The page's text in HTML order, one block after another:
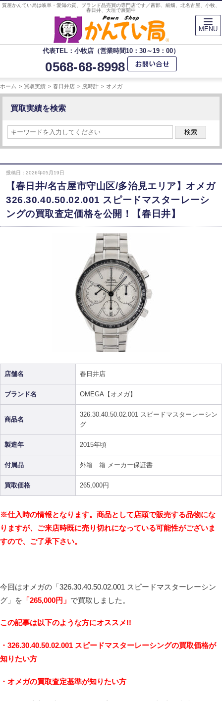
質屋かんてい局は岐阜・愛知の質、ブランド品売買の専門店です／茜部、細畑、北名古屋、小牧、
春日井、大垣で展開中
代表TEL：小牧店（営業時間10：30～19：00）
0568-68-8998
ホーム 買取実績 春日井店 腕時計 オメガ
買取実績を検索
検索
投稿日：2026年05月19日
【春日井/名古屋市守山区/多治見エリア】オメガ
326.30.40.50.02.001 スピードマスターレーシ
ングの買取査定価格を公開！【春日井】
店舗名 春日井店
ブランド名 OMEGA【オメガ】
商品名
326.30.40.50.02.001 スピードマスターレーシン
グ
製造年 2015年頃
付属品 外箱 箱 メーカー保証書
買取価格 265,000円
※仕入時の情報となります。商品として店頭で販売する品物にな
りますが、ご来店時既に売り切れになっている可能性がございま
すので、ご了承下さい。
今回はオメガの「326.30.40.50.02.001 スピードマスターレーシン
グ」を 「265,000円 」 で買取しました。
この記事は以下のような方にオススメ!!
・326.30.40.50.02.001 スピードマスターレーシングの買取価格が
知りたい方
・オメガの買取査定基準が知りたい方
MENU